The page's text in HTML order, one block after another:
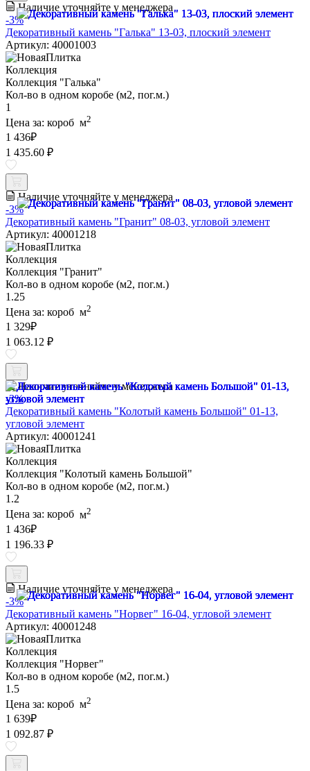
Наличие уточняйте у менеджера
-3%
Декоративный камень "Галька" 13-03, плоский элемент
Артикул: 40001003
Коллекция
Коллекция "Галька"
Кол-во в одном коробе (м2, пог.м.)
1
Цена за: короб м2
1 436₽
1 435.60 ₽
Наличие уточняйте у менеджера
-3%
Декоративный камень "Гранит" 08-03, угловой элемент
Артикул: 40001218
Коллекция
Коллекция "Гранит"
Кол-во в одном коробе (м2, пог.м.)
1.25
Цена за: короб м2
1 329₽
1 063.12 ₽
Наличие уточняйте у менеджера
-3%
Декоративный камень "Колотый камень Большой" 01-13,
угловой элемент
Артикул: 40001241
Коллекция
Коллекция "Колотый камень Большой"
Кол-во в одном коробе (м2, пог.м.)
1.2
Цена за: короб м2
1 436₽
1 196.33 ₽
Наличие уточняйте у менеджера
-3%
Декоративный камень "Норвег" 16-04, угловой элемент
Артикул: 40001248
Коллекция
Коллекция "Норвег"
Кол-во в одном коробе (м2, пог.м.)
1.5
Цена за: короб м2
1 639₽
1 092.87 ₽